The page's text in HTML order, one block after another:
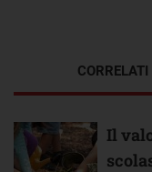
CORRELATI
Il